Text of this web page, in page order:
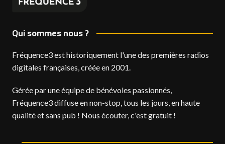
Qui sommes nous ?
Fréquence3 est historiquement l'une des premières radios
digitales françaises, créée en 2001.
Gérée par une équipe de bénévoles passionnés,
Fréquence3 diffuse en non-stop, tous les jours, en haute
qualité et sans pub ! Nous écouter, c'est gratuit !